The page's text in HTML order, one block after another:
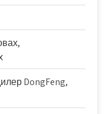
DongFeng,